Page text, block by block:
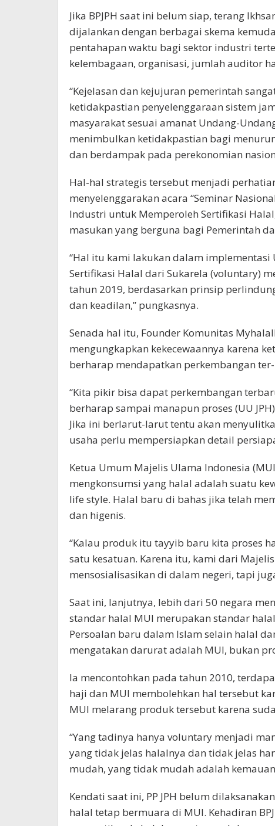
Jika BPJPH saat ini belum siap, terang
dijalankan dengan berbagai skema
pentahapan waktu bagi sektor industri
kelembagaan, organisasi, jumlah auditor
“Kejelasan dan kejujuran pemerintah
ketidakpastian penyelenggaraan sistem
masyarakat sesuai amanat Undang-
menimbulkan ketidakpastian bagi
dan berdampak pada perekonomian
Hal-hal strategis tersebut menjadi
menyelenggarakan acara “Seminar
Industri untuk Memperoleh Sertifikasi
masukan yang berguna bagi Pemerintah
“Hal itu kami lakukan dalam implementasi
Sertifikasi Halal dari Sukarela (voluntary)
tahun 2019, berdasarkan prinsip
dan keadilan,” pungkasnya.
Senada hal itu, Founder Komunitas
mengungkapkan kekecewaannya karena
berharap mendapatkan perkembangan
“Kita pikir bisa dapat perkembangan
berharap sampai manapun proses (UU
Jika ini berlarut-larut tentu akan
usaha perlu mempersiapkan detail
Ketua Umum Majelis Ulama Indonesia
mengkonsumsi yang halal adalah suatu
life style. Halal baru di bahas jika telah
dan higenis.
“Kalau produk itu tayyib baru kita proses
satu kesatuan. Karena itu, kami dari
mensosialisasikan di dalam negeri, tapi
Saat ini, lanjutnya, lebih dari 50 negara
standar halal MUI merupakan standar
Persoalan baru dalam Islam selain halal
mengatakan darurat adalah MUI, bukan
Ia mencontohkan pada tahun 2010,
haji dan MUI membolehkan hal tersebut
MUI melarang produk tersebut karena
“Yang tadinya hanya voluntary menjadi
yang tidak jelas halalnya dan tidak jelas
mudah, yang tidak mudah adalah
Kendati saat ini, PP JPH belum
halal tetap bermuara di MUI. Kehadiran